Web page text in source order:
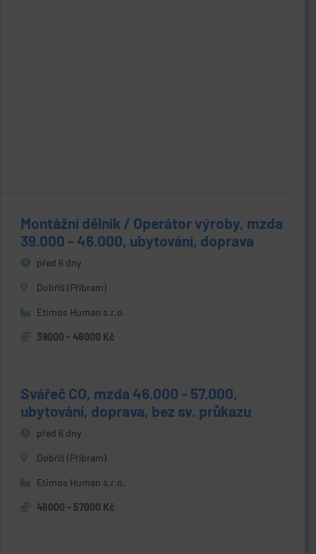
Montážní dělník / Operátor výroby, mzda
39.000 - 46.000, ubytování, doprava
před 6 dny
Dobříš (Příbram)
Etimos Human s.r.o.
39000 - 46000 Kč
Svářeč CO, mzda 46.000 - 57.000,
ubytování, doprava, bez sv. průkazu
před 6 dny
Dobříš (Příbram)
Etimos Human s.r.o.
46000 - 57000 Kč